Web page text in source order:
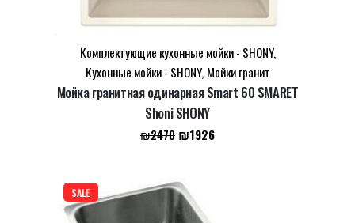
*
Сохранить моё имя, email и адрес сайта в этом
браузере для последующих моих комментариев.
Комплектующие кухонные мойки - SHONY,
Кухонные мойки - SHONY, Мойки гранит
Мойка гранитная одинарная Smart 60 SMARET
Shoni SHONY
₪2470 Первоначальная
₪2470.
₪1926Текущая
SALE